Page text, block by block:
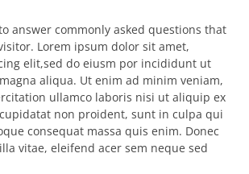
answer commonly asked questions that
Lorem ipsum dolor sit amet,
elit,sed do eiusm por incididunt ut
aliqua. Ut enim ad minim veniam,
ullamco laboris nisi ut aliquip ex
non proident, sunt in culpa qui
consequat massa quis enim. Donec
vitae, eleifend acer sem neque sed